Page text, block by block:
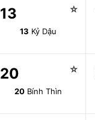
13 ☆
13 Kỷ Dậu
20 ☆
20 Bính Thìn